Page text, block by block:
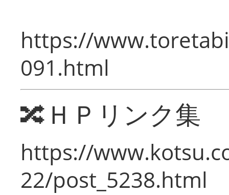
https://
091.html
🔀ＨＰリンク集
https://
22/post_5238.html